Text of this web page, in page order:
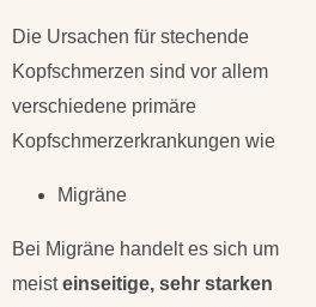
Die Ursachen für stechende
Kopfschmerzen sind vor allem
verschiedene primäre
Kopfschmerzerkrankungen wie
Migräne
Bei Migräne handelt es sich um
meisteinseitige, sehr starken